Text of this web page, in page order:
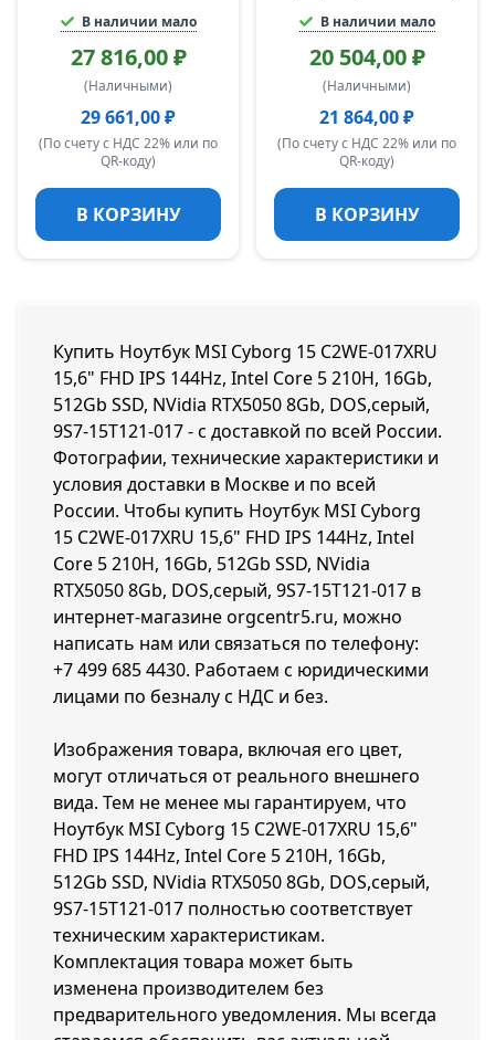
В наличии мало
27 816,00 ₽
(Наличными)
29 661,00 ₽
(По счету с НДС 22% или по
QR-коду)
В КОРЗИНУ
В наличии мало
20 504,00 ₽
(Наличными)
21 864,00 ₽
(По счету с НДС 22% или по
QR-коду)
В КОРЗИНУ
Купить Ноутбук MSI Cyborg 15 C2WE-017XRU
15,6" FHD IPS 144Hz, Intel Core 5 210H, 16Gb,
512Gb SSD, NVidia RTX5050 8Gb, DOS,серый,
9S7-15T121-017 - с доставкой по всей России.
Фотографии, технические характеристики и
условия доставки в Москве и по всей
России. Чтобы купить Ноутбук MSI Cyborg
15 C2WE-017XRU 15,6" FHD IPS 144Hz, Intel
Core 5 210H, 16Gb, 512Gb SSD, NVidia
RTX5050 8Gb, DOS,серый, 9S7-15T121-017 в
интернет-магазине orgcentr5.ru, можно
написать нам или связаться по телефону:
+7 499 685 4430. Работаем с юридическими
лицами по безналу с НДС и без.
Изображения товара, включая его цвет,
могут отличаться от реального внешнего
вида. Тем не менее мы гарантируем, что
Ноутбук MSI Cyborg 15 C2WE-017XRU 15,6"
FHD IPS 144Hz, Intel Core 5 210H, 16Gb,
512Gb SSD, NVidia RTX5050 8Gb, DOS,серый,
9S7-15T121-017 полностью соответствует
техническим характеристикам.
Комплектация товара может быть
изменена производителем без
предварительного уведомления. Мы всегда